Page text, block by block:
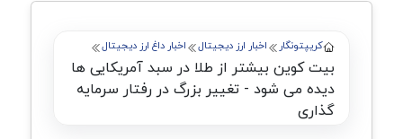
کریپتونگار اخبار ارز دیجیتال اخبار داغ ارز دیجیتال
بیت کوین بیشتر از طلا در سبد آمریکایی ها
دیده می شود - تغییر بزرگ در رفتار سرمایه
گذاری